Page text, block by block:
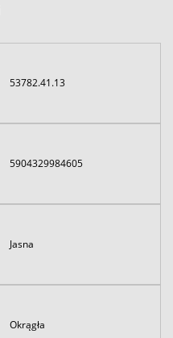
53782.41.13
5904329984605
Jasna
Okrągła